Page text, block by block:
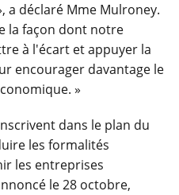
a déclaré Mme Mulroney.
la façon dont notre
à l'écart et appuyer la
encourager davantage le
»
dans le plan du
les formalités
les entreprises
le 28 octobre,